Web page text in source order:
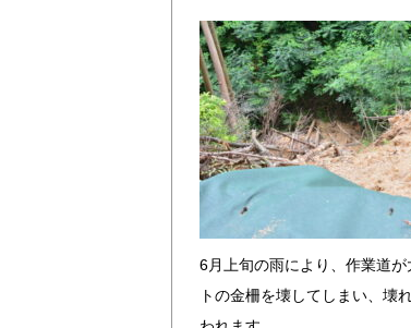
6月上旬の雨により、作業道
トの金柵を壊してしまい、壊